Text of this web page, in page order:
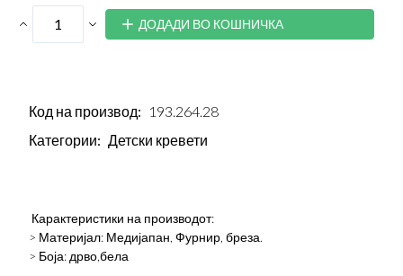
ДОДАДИ ВО КОШНИЧКА
Код на производ: 193.264.28
Категории: Детски кревети
Карактеристики на производот:
> Материјал: Медијапан, Фурнир, бреза.
> Боја: дрво,бела